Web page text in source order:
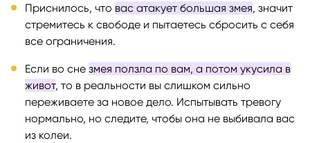
Приснилось, что вас атакует большая змея, значит
стремитесь к свободе и пытаетесь сбросить с себя
все ограничения.
Если во сне змея ползла по вам, а потом укусила в
живот, то в реальности вы слишком сильно
переживаете за новое дело. Испытывать тревогу
нормально, но следите, чтобы она не выбивала вас
из колеи.